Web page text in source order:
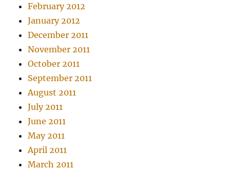
February 2012
January 2012
December 2011
November 2011
October 2011
September 2011
August 2011
July 2011
June 2011
May 2011
April 2011
March 2011